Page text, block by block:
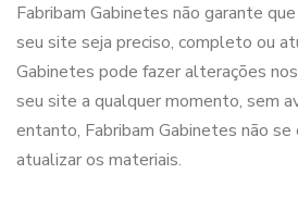
Fabribam Gabinetes não garante
seu site seja preciso, completo ou
Gabinetes pode fazer alterações
seu site a qualquer momento, sem
entanto, Fabribam Gabinetes não
atualizar os materiais.